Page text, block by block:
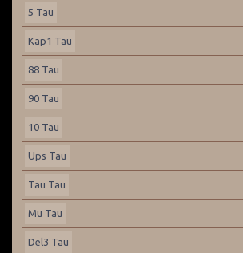
5 Tau
Kap1 Tau
88 Tau
90 Tau
10 Tau
Ups Tau
Tau Tau
Mu Tau
Del3 Tau